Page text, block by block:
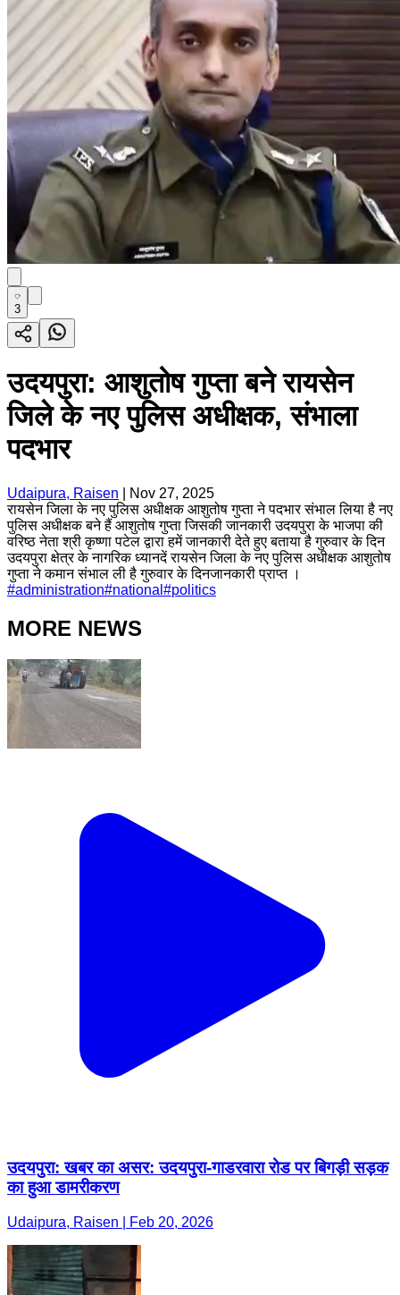
3
उदयपुरा: आशुतोष गुप्ता बने रायसेन
जिले के नए पुलिस अधीक्षक, संभाला
पदभार
Udaipura, Raisen
Nov 27, 2025
रायसेन जिला के नए पुलिस अधीक्षक आशुतोष गुप्ता ने पदभार संभाल लिया है नए
पुलिस अधीक्षक बने हैं आशुतोष गुप्ता जिसकी जानकारी उदयपुरा के भाजपा की
वरिष्ठ नेता श्री कृष्णा पटेल द्वारा हमें जानकारी देते हुए बताया है गुरुवार के दिन
उदयपुरा क्षेत्र के नागरिक ध्यानदें रायसेन जिला के नए पुलिस अधीक्षक आशुतोष
गुप्ता ने कमान संभाल ली है गुरुवार के दिनजानकारी प्राप्त ।
#administration#national #politics
MORE NEWS
उदयपुरा: खबर का असर: उदयपुरा-गाडरवारा रोड पर बिगड़ी सड़क
का हुआ डामरीकरण
Udaipura, Raisen | Feb 20, 2026